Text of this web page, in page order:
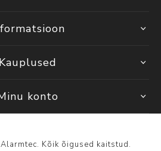
Kauplused
konto
Kõik õigused kaitstud.